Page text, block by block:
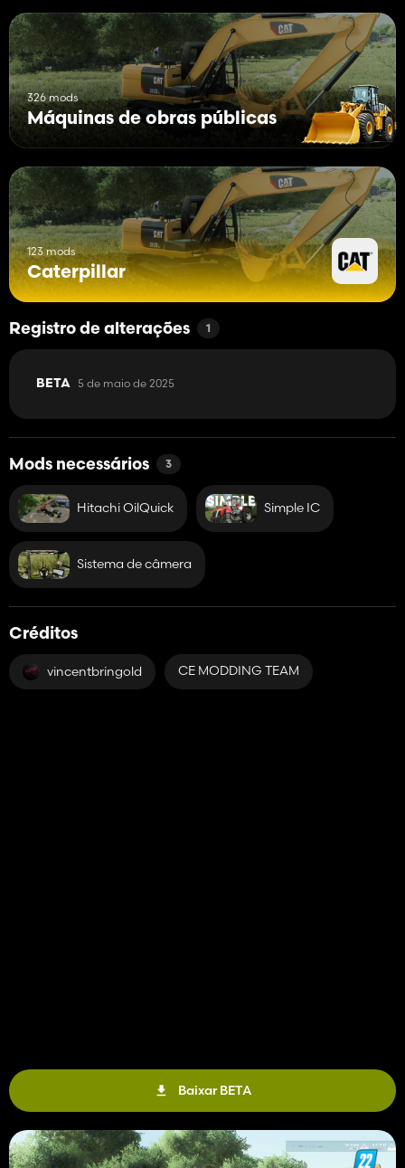
326 mods
Máquinas de obras públicas
123 mods
Caterpillar
Registro de alterações 1
BETA 5 de maio de 2025
Mods necessários 3
Hitachi OilQuick Simple IC
Sistema de câmera
Créditos
vincentbringold CE MODDING TEAM
Baixar BETA